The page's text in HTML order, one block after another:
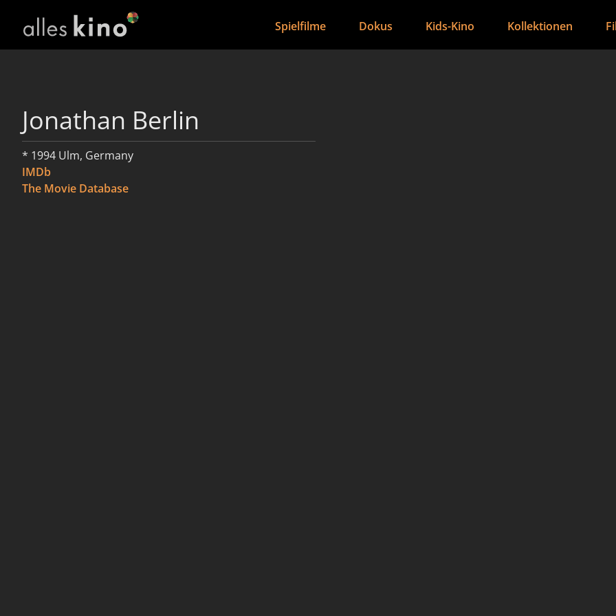
Spielfilme Dokus Kids-Kino Kollektionen
Jonathan Berlin
* 1994 Ulm, Germany
IMDb
The Movie Database